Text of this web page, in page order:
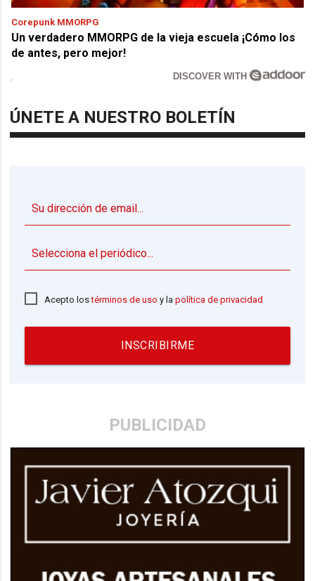
Corepunk MMORPG
Un verdadero MMORPG de la vieja escuela ¡Cómo los
de antes, pero mejor!
DISCOVER WITH
ÚNETE A NUESTRO BOLETÍN
Acepto lostérminos de uso y lapolítica de privacidad
INSCRIBIRME
PUBLICIDAD